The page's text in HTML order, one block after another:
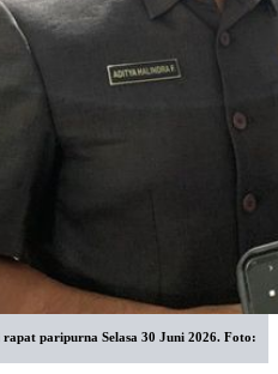
paripurna Selasa 30 Juni 2026. Foto: